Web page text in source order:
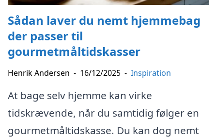
Sådan laver du nemt hjemmebag
der passer til
gourmetmåltidskasser
Henrik Andersen - 16/12/2025 - Inspiration
At bage selv hjemme kan virke
tidskrævende, når du samtidig følger en
gourmetmåltidskasse. Du kan dog nemt